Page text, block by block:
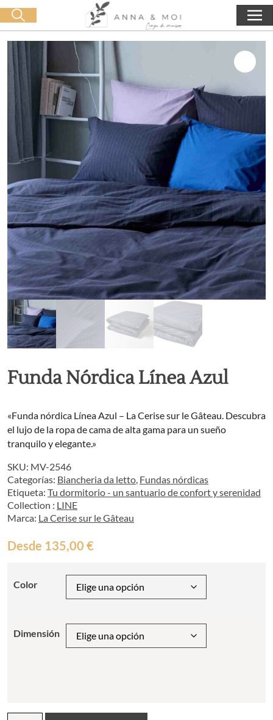
Oferta de entrega a partir de 60€ de compra 0,00€
Iniciar búsqueda
Funda Nórdica Línea Azul
«Funda nórdica Línea Azul – La Cerise sur le Gâteau. Descubra
el lujo de la ropa de cama de alta gama para un sueño
tranquilo y elegante.»
SKU: MV-2546
Categorías: Biancheria da letto, Fundas nórdicas
Etiqueta: Tu dormitorio - un santuario de confort y serenidad
Collection : LINE
Marca: La Cerise sur le Gâteau
Desde 135,00 €
Color
Dimensión